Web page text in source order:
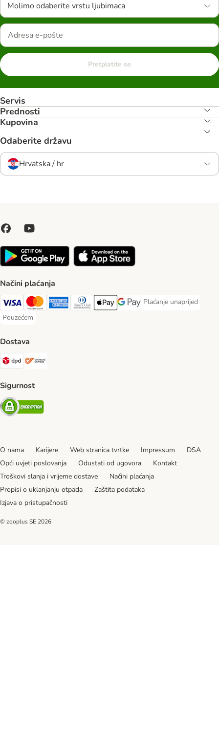
Molimo odaberite vrstu ljubimaca
Pretplatite se
Servis
Prednosti
Kupovina
Odaberite državu
Hrvatska / hr
Načini plaćanja
Visa Payment Method
MasterCard Payment Method
American Express Payment Method
Diners Club Payment Method
Payment MethodGoogle pay Payment Method
Plaćanje unaprijed
Plaćanje unaprijed
Pouzećem
Pouzećem Payment Method
Dostava
DPD Shipping Method
Sigurnost
Security
O nama Karijere Web stranica tvrtke Impressum
DSA
Opći uvjeti poslovanja
Odustati od ugovora
Kontakt
Troškovi slanja i vrijeme dostave
Načini plaćanja
Propisi o uklanjanju otpada
Zaštita podataka
Izjava o pristupačnosti
© zooplus SE 2026